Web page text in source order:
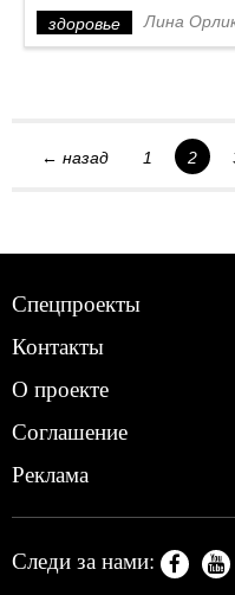
здоровье Лина
← назад 1 2
Спецпроекты
Контакты
О проекте
Соглашение
Реклама
Следи за нами: